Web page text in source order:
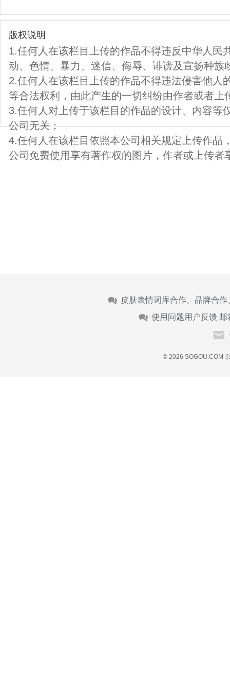
版权说明
1.任何人在该栏目上传的作品不得违反中华人民
动、色情、暴力、迷信、侮辱、诽谤及宣扬种族
2.任何人在该栏目上传的作品不得违法侵害他人
等合法权利，由此产生的一切纠纷由作者或者上
3.任何人对上传于该栏目的作品的设计、内容等
公司无关；
4.任何人在该栏目依照本公司相关规定上传作品
公司免费使用享有著作权的图片，作者或上传者
皮肤表情词库合作、品牌合
使用问题用户反馈 邮
© 2026 SOGOU.COM